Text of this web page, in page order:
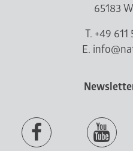
65183
T. +49 611
E.